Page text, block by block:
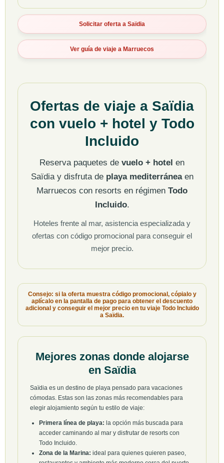
Solicitar oferta a Saïdia
Ver guía de viaje a Marruecos
Ofertas de viaje a Saïdia
con vuelo + hotel y Todo
Incluido
Reserva paquetes de vuelo + hotel en
Saïdia y disfruta de playa mediterráneaen
Marruecos con resorts en régimen Todo
Incluido.
Hoteles frente al mar, asistencia especializada y
ofertas con código promocional para conseguir el
mejor precio.
Consejo: si la oferta muestra código promocional, cópialo y
aplícalo en la pantalla de pago para obtener el descuento
adicional y conseguir el mejor precio en tu viaje Todo Incluido
a Saïdia.
Mejores zonas donde alojarse
en Saïdia
Saïdia es un destino de playa pensado para vacaciones
cómodas. Estas son las zonas más recomendables para
elegir alojamiento según tu estilo de viaje:
Primera línea de playa: la opción más buscada para
acceder caminando al mar y disfrutar de resorts con
Todo Incluido.
Zona de la Marina: ideal para quienes quieren paseo,